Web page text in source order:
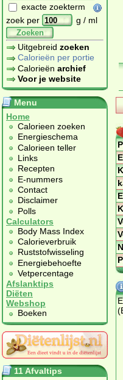
exacte zoekterm
zoek per
g / ml
Zoeken
Uitgebreid zoeken
Calorieën per portie
Calorieën archief
Voor je website
Menu
Home
Calorieen zoeken
Energieschema
Calorieen teller
Links
Recepten
E-nummers
Contact
Disclaimer
Polls
Calculators
Body Mass Index
Calorieverbruik
Ruststofwisseling
Energiebehoefte
Vetpercentage
Afslanktips
Diëten
Webshop
Boeken
11 Afvaltips